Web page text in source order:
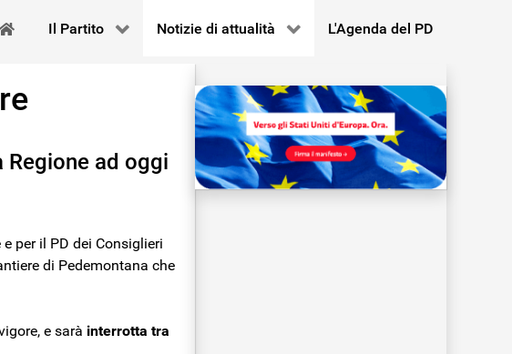
Il Partito Notizie di attualità L'Agenda del PD
ad oggi
per il PD dei Consiglieri
di Pedemontana che
e sarà interrotta tra